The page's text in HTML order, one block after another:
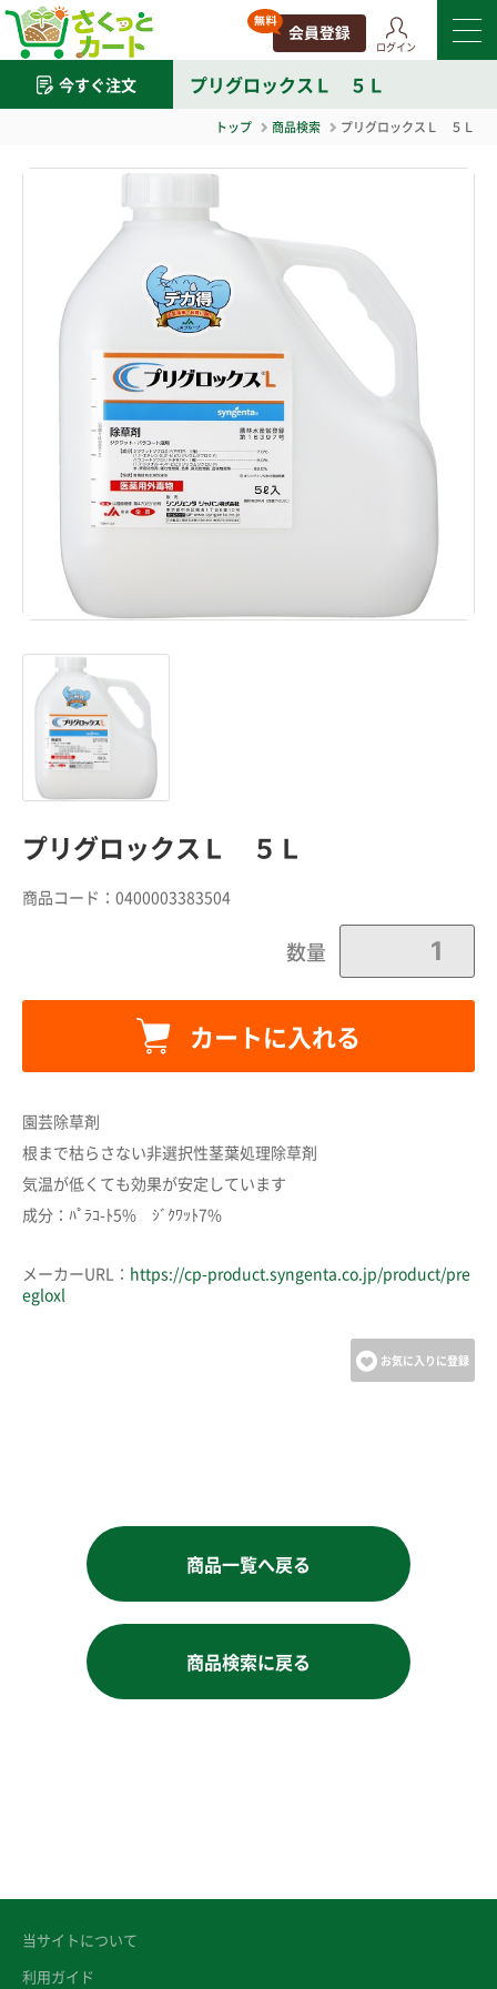
ログイン
今すぐ注文 プリグロックスＬ ５Ｌ
トップ 商品検索 プリグロックスＬ ５Ｌ
プリグロックスＬ ５Ｌ
商品コード： 0400003383504
数量
カートに入れる
カートに追加しました。
お買い物を続ける
カートへ進む
園芸除草剤
根まで枯らさない非選択性茎葉処理除草剤
気温が低くても効果が安定しています
成分：ﾊﾟﾗｺ-ﾄ5% ｼﾞｸﾜｯﾄ7%
メーカーURL： https://cp-product.syngenta.co.jp/product/pre
egloxl
お気に入りに登録
商品一覧へ戻る
商品検索に戻る
当サイトについて
利用ガイド